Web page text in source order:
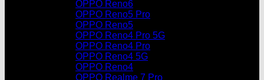
OPPO Reno6
OPPO Reno5 Pro
OPPO Reno5
OPPO Reno4 Pro 5G
OPPO Reno4 Pro
OPPO Reno4 5G
OPPO Reno4
OPPO Realme 7 Pro